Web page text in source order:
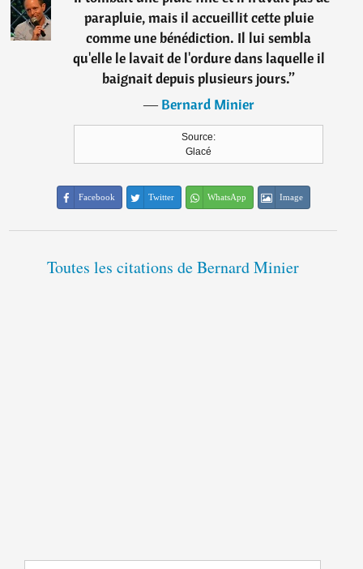
parapluie, mais il accueillit cette pluie
comme une bénédiction. Il lui sembla
qu'elle le lavait de l'ordure dans laquelle il
baignait depuis plusieurs jours.”
―Bernard Minier
Source:
Glacé
Facebook Twitter WhatsApp Image
Toutes les citations de Bernard Minier